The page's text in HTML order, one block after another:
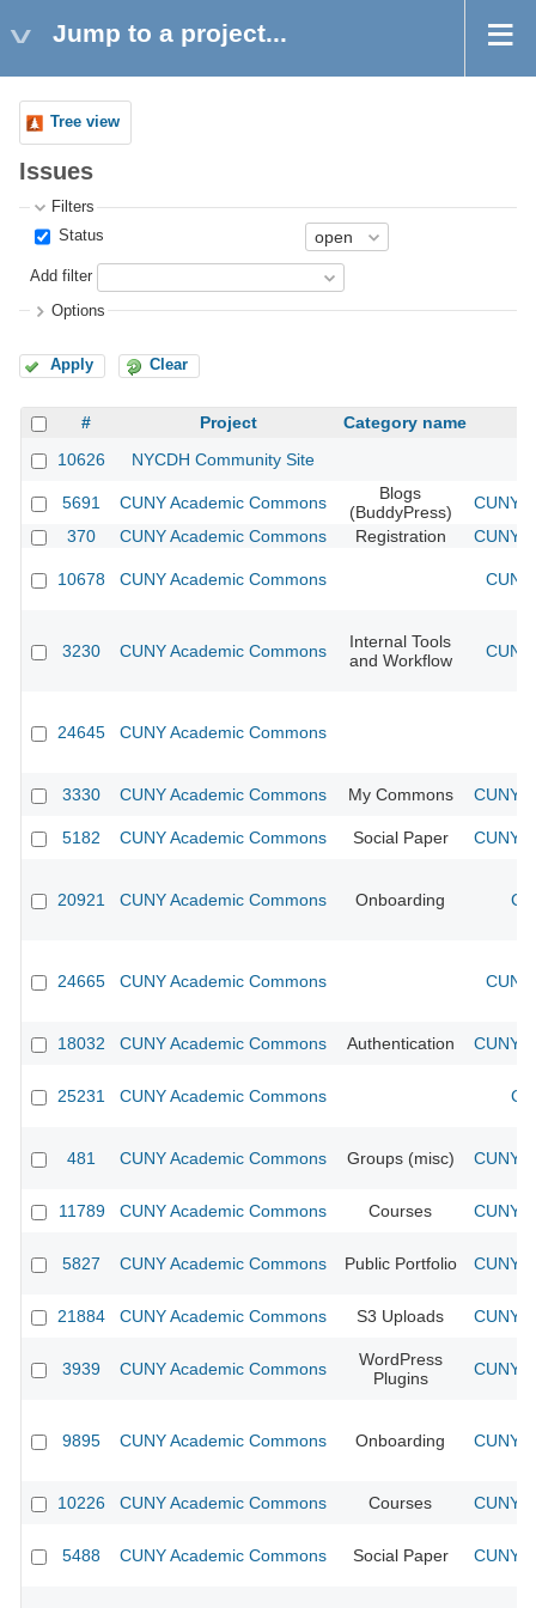
Jump to a project...
Tree view
Issues
Filters
Status
Add filter
Options
Apply Clear
# Project
Category name
10626
NYCDH Community Site
5691 CUNY Academic Commons
Blogs
(BuddyPress)
CUNY
370
CUNY Academic Commons Registration CUNY
10678 CUNY Academic Commons
3230 CUNY Academic Commons
Internal Tools
and Workflow
24645 CUNY Academic Commons
3330 CUNY Academic Commons My Commons CUNY
5182 CUNY Academic Commons Social Paper CUNY
20921 CUNY Academic Commons Onboarding
24665 CUNY Academic Commons
18032 CUNY Academic Commons Authentication CUNY
25231 CUNY Academic Commons
481 CUNY Academic Commons Groups (misc) CUNY
11789 CUNY Academic Commons Courses CUNY
5827 CUNY Academic Commons Public Portfolio CUNY
21884 CUNY Academic Commons S3 Uploads CUNY
3939 CUNY Academic Commons
WordPress
Plugins
CUNY
9895 CUNY Academic Commons Onboarding CUNY
10226 CUNY Academic Commons Courses CUNY
5488 CUNY Academic Commons Social Paper CUNY